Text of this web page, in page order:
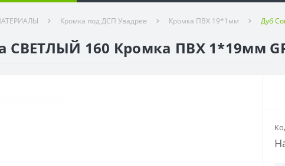
Кромка под ДСП Увадрев Кромка ПВХ 19*1мм Дуб
СВЕТЛЫЙ 160 Кромка ПВХ 1*19мм